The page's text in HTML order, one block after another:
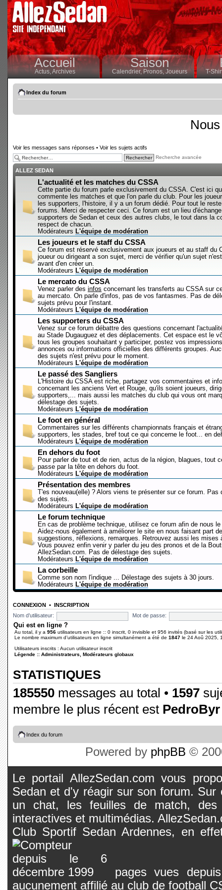
Accueil
Actus,Archives
Saison
Calendrier,Pronos, Joueurs T-
Index du forum
Voir les messages sans réponses • Voir les sujets actifs
Recherche avancée
ALLEZ SEDAN
L'actualité et les matches du CSSA
Cette partie du forum parle exclusivement du CSSA. C'est ici
commente les matches et que l'on parle du club. Pour les
les supporters, l'histoire, il y a un forum dédié. Pour tout le
forums. Merci de respecter ceci. Ce forum est un lieu
supporters de Sedan et ceux des autres clubs, le tout dans la
respect de chacun.
Modérateurs L'équipe de modération
Les joueurs et le staff du CSSA
Ce forum est réservé exclusivement aux joueurs et au staff du
joueur ou dirigeant a son sujet, merci de vérifier qu'un sujet
avant d'en créer un.
Modérateurs L'équipe de modération
Le mercato du CSSA
Venez parler des infos concernant les transferts au CSSA sur
au mercato. On parle d'infos, pas de vos fantasmes. Pas de
sujets prévu pour l'instant.
Modérateurs L'équipe de modération
Les supporters du CSSA
Venez sur ce forum débattre des questions concernant
au Stade Dugauguez et des déplacements. Cet espace est le
tous les groupes souhaitant y participer, postez vos
annonces ou informations officielles des différents groupes.
des sujets n'est prévu pour le moment.
Modérateurs L'équipe de modération
Le passé des Sangliers
L'Histoire du CSSA est riche, partagez vos commentaires et
concernant les anciens Vert et Rouge, qu'ils soient joueurs,
supporters,... mais aussi les matches du club qui vous ont
délestage des sujets.
Modérateurs L'équipe de modération
Le foot en général
Commentaires sur les différents championnats français et
supporters, les stades, bref tout ce qui concerne le foot... en
Modérateurs L'équipe de modération
En dehors du foot
Pour parler de tout et de rien, actus de la région, blagues, tout
passe par la tête en dehors du foot.
Modérateurs L'équipe de modération
Présentation des membres
T'es nouveau(elle) ? Alors viens te présenter sur ce forum. Pas
des sujets.
Modérateurs L'équipe de modération
Le forum technique
En cas de problème technique, utilisez ce forum afin de nous le
Aidez-nous également à améliorer le site en nous faisant part
suggestions, réflexions, remarques. Retrouvez aussi les mises
Vous pouvez enfin venir y parler du jeu des pronos et de la
AllezSedan.com. Pas de délestage des sujets.
Modérateurs L'équipe de modération
La corbeille
Comme son nom l'indique ... Délestage des sujets à 30 jours.
Modérateurs L'équipe de modération
CONNEXION • INSCRIPTION
Nom d’utilisateur:
Mot de passe:
Qui est en ligne ?
Au total, il y a 956 utilisateurs en ligne :: 0 inscrit, 0 invisible et 956 invités (basé sur les
Le nombre maximum d’utilisateurs en ligne simultanément a été de 1847 le 24 Aoû 2025,
Utilisateurs inscrits : Aucun utilisateur inscrit
Légende :: Administrateurs Modérateurs globaux
STATISTIQUES
185550 messages au total • 1597
membre le plus récent est PedroByr
Index du forum
Powered by phpBB ©
Le portail AllezSedan.com vous
Sedan et d'y réagir sur son forum.
un chat, les feuilles de match, des
interactives et multimédias.
Club Sportif Sedan Ardennes, en
pages vues
aucunement affilié au club de football